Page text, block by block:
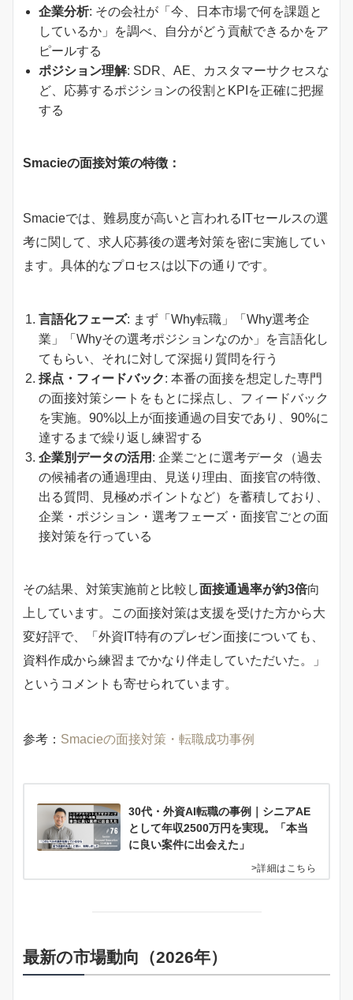
企業分析: その会社が「今、日本市場で何を課題と
しているか」を調べ、自分がどう貢献できるかをア
ピールする
ポジション理解: SDR、AE、カスタマーサクセスな
ど、応募するポジションの役割とKPIを正確に把握
する
Smacieの面接対策の特徴：
Smacieでは、難易度が高いと言われるITセールスの選
考に関して、求人応募後の選考対策を密に実施してい
ます。具体的なプロセスは以下の通りです。
言語化フェーズ: まず「Why転職」「Why選考企
業」「Whyその選考ポジションなのか」を言語化し
てもらい、それに対して深掘り質問を行う
採点・フィードバック: 本番の面接を想定した専門
の面接対策シートをもとに採点し、フィードバック
を実施。90%以上が面接通過の目安であり、90%に
達するまで繰り返し練習する
企業別データの活用 : 企業ごとに選考データ（過去
の候補者の通過理由、見送り理由、面接官の特徴、
出る質問、見極めポイントなど）を蓄積しており、
企業・ポジション・選考フェーズ・面接官ごとの面
接対策を行っている
その結果、対策実施前と比較し面接通過率が約3倍向
上しています。この面接対策は支援を受けた方から大
変好評で、「外資IT特有のプレゼン面接についても、
資料作成から練習までかなり伴走していただいた。」
というコメントも寄せられています。
参考： Smacieの面接対策・転職成功事例
30代・外資AI転職の事例｜シニアAE
として年収2500万円を実現。「本当
に良い案件に出会えた」
>詳細はこちら
最新の市場動向（2026年）